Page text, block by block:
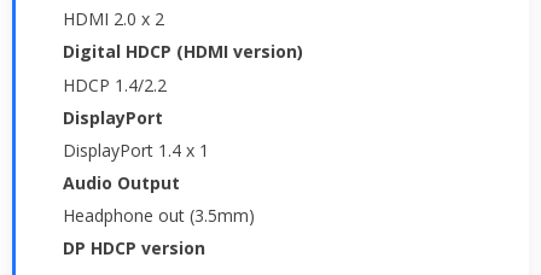
HDMI 2.0 x 2
Digital HDCP (HDMI version)
HDCP 1.4/2.2
DisplayPort
DisplayPort 1.4 x 1
Audio Output
Headphone out (3.5mm)
DP HDCP version